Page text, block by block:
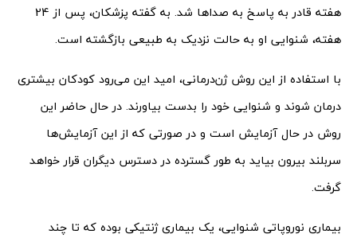
هفته قادر به پاسخ به صداها شد. به گفته پزشکان، پس از 24
هفته، شنوایی او به حالت نزدیک به طبیعی بازگشته است.
با استفاده از این روش ژن‌درمانی، امید این می‌رود کودکان بیشتری
درمان شوند و شنوایی خود را بدست بیاورند. در حال حاضر این
روش در حال آزمایش است و در صورتی که از این آزمایش‌ها
سربلند بیرون بیاید به طور گسترده در دسترس دیگران قرار خواهد
گرفت.
بیماری نوروپاتی شنوایی، یک بیماری ژنتیکی بوده که تا چند